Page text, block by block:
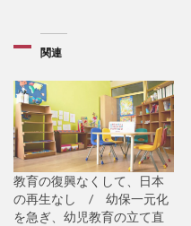
関連
教育の復興なくして、日本
の再生なし / 幼保一元化
を急ぎ、幼児教育の立て直